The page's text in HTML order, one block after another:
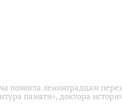
помогла ленинградцам
памяти», доктора